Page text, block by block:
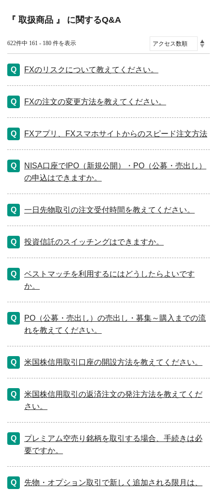
『 取扱商品 』 に関するQ&A
622件中 161 - 180 件を表示
FXのリスクについて教えてください。
FXの注文の変更方法を教えてください。
FXアプリ、FXスマホサイトからのスピード注文方法
NISA口座でIPO（新規公開）・PO（公募・売出し）
の申込はできますか。
一日先物取引の注文受付時間を教えてください。
投資信託のスイッチングはできますか。
ベストマッチを利用するにはどうしたらよいです
か。
PO（公募・売出し）の売出し・募集～購入までの流
れを教えてください。
米国株信用取引口座の開設方法を教えてください。
米国株信用取引の返済注文の発注方法を教えてくだ
さい。
プレミアム空売り銘柄を取引する場合、手続きは必
要ですか。
先物・オプション取引で新しく追加される限月は、